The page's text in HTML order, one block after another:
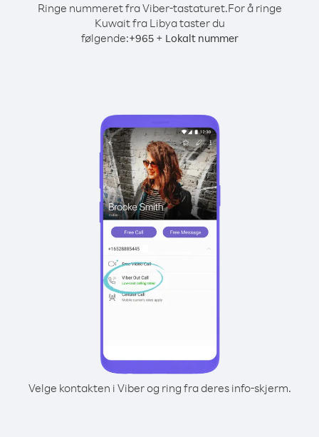
Ringe nummeret fra Viber-tastaturet.For å ringe
Kuwait fra Libya taster du
følgende:+965+ Lokalt nummer
Velge kontakten i Viber og ring fra deres info-skjerm.